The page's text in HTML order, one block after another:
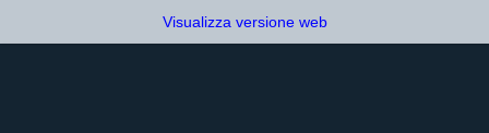
Visualizza versione web